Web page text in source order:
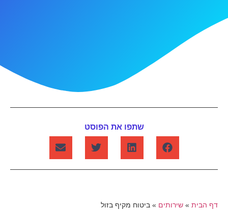
שתפו את הפוסט
דף הבית» שירותים» ביטוח מקיף בזול